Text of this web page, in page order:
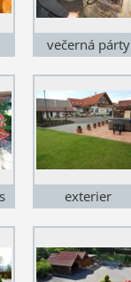
večerná párty
exterier